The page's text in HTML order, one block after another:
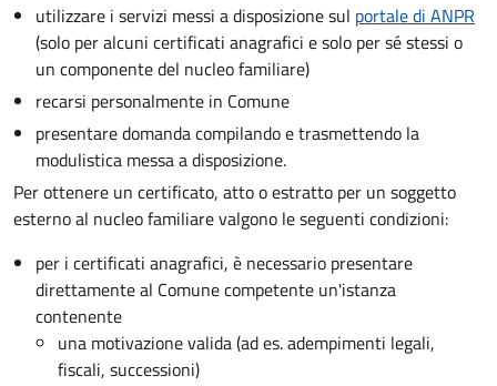
utilizzare i servizi messi a disposizione sul portale di ANPR
(solo per alcuni certificati anagrafici e solo per sé stessi o
un componente del nucleo familiare)
recarsi personalmente in Comune
presentare domanda compilando e trasmettendo la
modulistica messa a disposizione.
Per ottenere un certificato, atto o estratto per un soggetto
esterno al nucleo familiare valgono le seguenti condizioni:
per i certificati anagrafici, è necessario presentare
direttamente al Comune competente un'istanza
contenente
una motivazione valida (ad es. adempimenti legali,
fiscali, successioni)